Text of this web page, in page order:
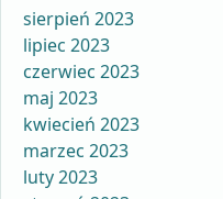
sierpień 2023
lipiec 2023
czerwiec 2023
maj 2023
kwiecień 2023
marzec 2023
luty 2023